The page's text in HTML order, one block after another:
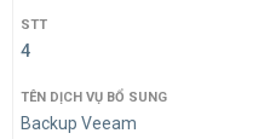
4
Backup Veeam